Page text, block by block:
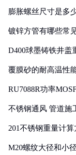
膨胀螺丝尺寸是多
镀锌方管有哪些常
D400球墨铸铁井盖
覆膜砂的耐高温性
RU7088R功率
不锈钢通风 管道施
201不锈钢重量计
M20螺纹大径和小